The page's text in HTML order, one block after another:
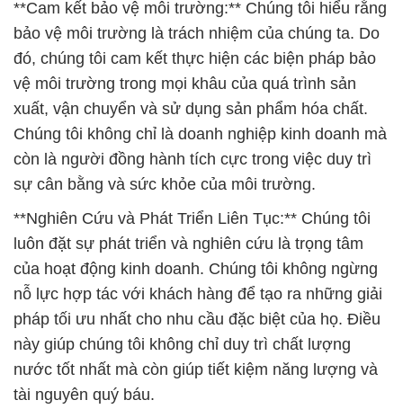
**Cam kết bảo vệ môi trường:** Chúng tôi hiểu rằng
bảo vệ môi trường là trách nhiệm của chúng ta. Do
đó, chúng tôi cam kết thực hiện các biện pháp bảo
vệ môi trường trong mọi khâu của quá trình sản
xuất, vận chuyển và sử dụng sản phẩm hóa chất.
Chúng tôi không chỉ là doanh nghiệp kinh doanh mà
còn là người đồng hành tích cực trong việc duy trì
sự cân bằng và sức khỏe của môi trường.
**Nghiên Cứu và Phát Triển Liên Tục:** Chúng tôi
luôn đặt sự phát triển và nghiên cứu là trọng tâm
của hoạt động kinh doanh. Chúng tôi không ngừng
nỗ lực hợp tác với khách hàng để tạo ra những giải
pháp tối ưu nhất cho nhu cầu đặc biệt của họ. Điều
này giúp chúng tôi không chỉ duy trì chất lượng
nước tốt nhất mà còn giúp tiết kiệm năng lượng và
tài nguyên quý báu.